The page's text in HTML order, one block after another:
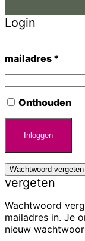
Login
mailadres *
Onthouden
Inloggen
Wachtwoord vergeten
vergeten
Wachtwoord
mailadres in. Je
nieuw